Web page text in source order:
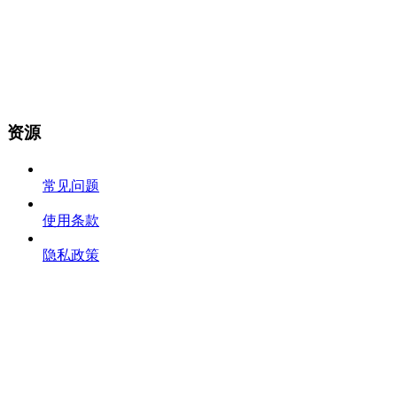
资源
常见问题
使用条款
隐私政策